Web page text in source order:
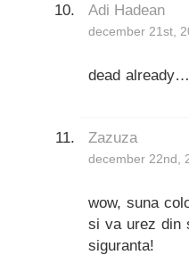
Adi Hadean
december 21st,
dead
Zazuza
december 22nd,
wow, suna
si va urez din
siguranta!